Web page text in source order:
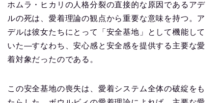
ホムラ・ヒカリの人格分裂の直接的な原因であるアデ
ルの死は、愛着理論の観点から重要な意味を持つ。ア
デルは彼女たちにとって「安全基地」として機能して
いた—すなわち、安心感と安全感を提供する主要な愛
着対象だったのである。
この安全基地の喪失は、愛着システム全体の破綻をも